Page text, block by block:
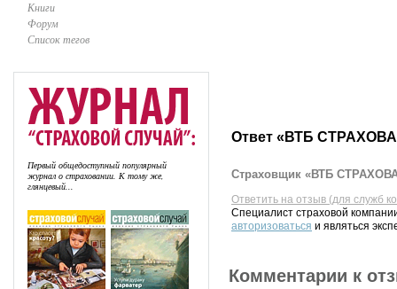
Книги
Форум
Список тегов
Первый общедоступный популярный
журнал о страховании. К тому же,
глянцевый...
Ответ «ВТБ
Страховщик «ВТБ
Ответить на отзыв (для служб
Специалист страховой
авторизоваться и являться
Комментарии к